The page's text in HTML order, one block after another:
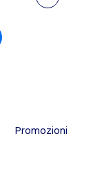
Promozioni